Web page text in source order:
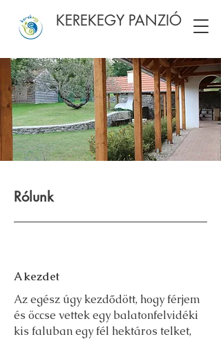
KEREKEGY PANZIÓ
Rólunk
A kezdet
Az egész úgy kezdődött, hogy férjem
és öccse vettek egy balatonfelvidéki
kis faluban egy fél hektáros telket,